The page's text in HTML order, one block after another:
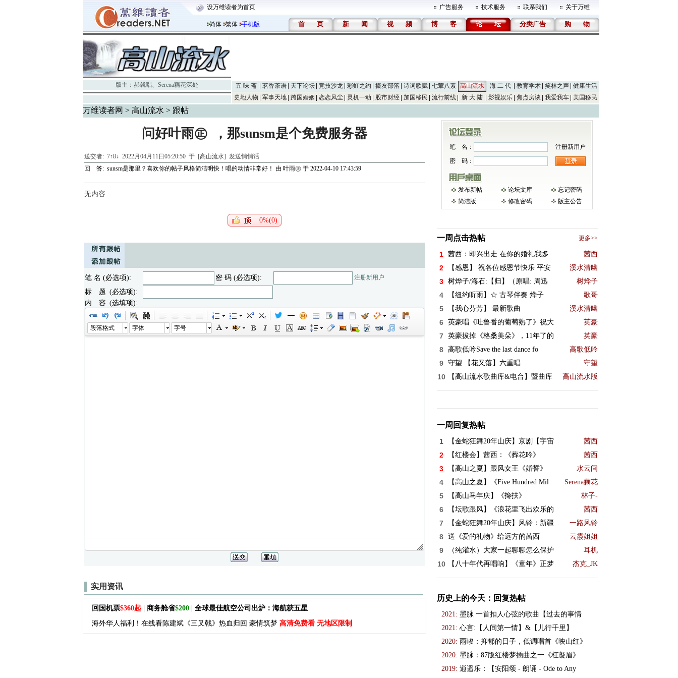
设万维读者为首页 广告服务 技术服务 联系我们 关于万维
简体 繁体 手机版 首 页 新 闻 视 频 博 客 论 坛 分类广告 购 物
版主： 郝就唱、 Serena藕花深处 五 味 斋 茗香茶语 天下论坛 竞技沙龙 彩虹之约 摄友部落 诗词歌赋 七荤八素 高山流水 海 二 代 教育学术 笑林之声
健康生活
史地人物
军事天地 跨国婚姻 恋恋风尘 灵机一动 股市财经 加国移民 流行前线 新 大 陆 影视娱乐 焦点房谈 我爱我车 美国移民
万维读者网 > 高山流水 > 跟帖
问好叶雨㊣ ，那sunsm是个免费服务器
送交者: 7↑8↓ 2022月04月11日05:20:50 于 [高山流水] 发送悄悄话
回 答: sunsm是那里？喜欢你的帖子风格简洁明快！唱的动情非常好！ 由 叶雨㊣于 2022-04-10 17:43:59
无内容
0%(0)
笔 名 (必选项): 密 码 (必选项): 注册新用户
标 题 (必选项):
内 容 (选填项):
段落格式 字体 字号
实用资讯
回国机票$360起 | 商务舱省$200| 全球最佳航空公司出炉：海航获五星
海外华人福利！在线看陈建斌《三叉戟》热血归回 豪情筑梦 高清免费看 无地区限制
笔 名：
注册新用户
密 码：
发布新帖 论坛文库
忘记密码
简洁版
修改密码 版主公告
一周点击热帖 更多>>
1 茜西：即兴出走 在你的婚礼我多 茜西
2 【感恩】 祝各位感恩节快乐 平安 溪水清幽
3 树烨子/海石:【归】（原唱: 周迅 树烨子
4 【纽约听雨】☆ 古琴伴奏 烨子 歌哥
5 【我心芬芳】 最新歌曲 溪水清幽
6 英豪唱《吐鲁番的葡萄熟了》祝大 英豪
7 英豪拔掉《格桑美朵》，11年了的 英豪
8 高歌低吟Save the last dance fo 高歌低吟
9 守望 【花又落】六重唱 守望
10 【高山流水歌曲库&电台】暨曲库 高山流水版
一周回复热帖
1 【金蛇狂舞20年山庆】京剧【宇宙 茜西
2 【红楼会】茜西：《葬花吟》 茜西
3 【高山之夏】跟风女王《婚誓》 水云间
4 【高山之夏】《Five Hundred Mil Serena藕花
5 【高山马年庆】《搀扶》 林子-
6 【坛歌跟风】《浪花里飞出欢乐的 茜西
7 【金蛇狂舞20年山庆】风铃：新疆 一路风铃
8 送《爱的礼物》给远方的茜西 云霞姐姐
9 （纯灌水）大家一起聊聊怎么保护 耳机
10 【八十年代再唱响】《童年》正梦 杰克_JK
历史上的今天：回复热帖
2021: 墨脉 一首扣人心弦的歌曲【过去的事情
2021: 心言:【人间第一情】&【儿行千里】
2020: 雨峻：抑郁的日子，低调唱首《映山红》
2020: 墨脉：87版红楼梦插曲之一《枉凝眉》
2019: 逍遥乐：【安阳颂 - 朗诵 - Ode to Any